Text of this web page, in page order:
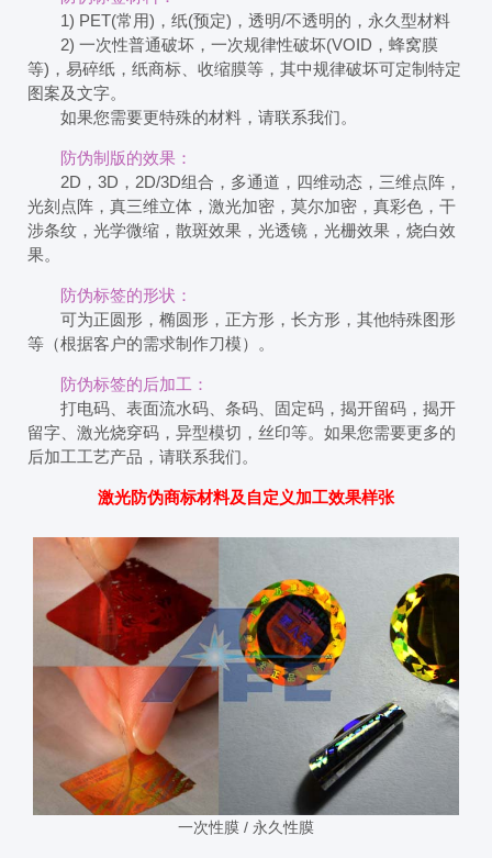
1) PET(常用)，纸(预定)，透明/不透明的，永久型材料
2) 一次性普通破坏，一次规律性破坏(VOID，蜂窝膜
等)，易碎纸，纸商标、收缩膜等，其中规律破坏可定制特定
图案及文字。
如果您需要更特殊的材料，请联系我们。
防伪制版的效果：
2D，3D，2D/3D组合，多通道，四维动态，三维点阵，
光刻点阵，真三维立体，激光加密，莫尔加密，真彩色，干
涉条纹，光学微缩，散斑效果，光透镜，光栅效果，烧白效
果。
防伪标签的形状：
可为正圆形，椭圆形，正方形，长方形，其他特殊图形
等（根据客户的需求制作刀模）。
防伪标签的后加工：
打电码、表面流水码、条码、固定码，揭开留码，揭开
留字、激光烧穿码，异型模切，丝印等。如果您需要更多的
后加工工艺产品，请联系我们。
激光防伪商标材料及自定义加工效果样张
一次性膜 / 永久性膜